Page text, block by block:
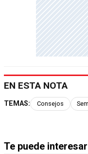
EN ESTA NOTA
TEMAS: Consejos